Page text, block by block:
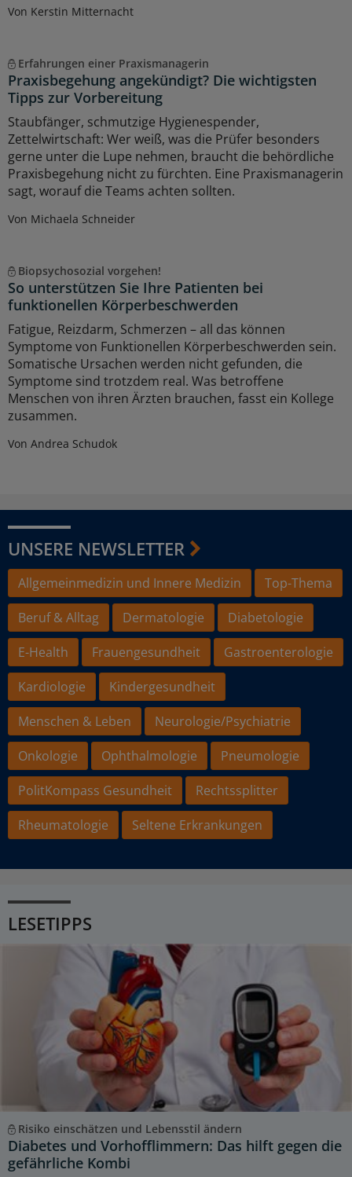
Von Kerstin Mitternacht
Erfahrungen einer Praxismanagerin
Praxisbegehung angekündigt? Die wichtigsten
Tipps zur Vorbereitung
Staubfänger, schmutzige Hygienespender,
Zettelwirtschaft: Wer weiß, was die Prüfer besonders
gerne unter die Lupe nehmen, braucht die behördliche
Praxisbegehung nicht zu fürchten. Eine Praxismanagerin
sagt, worauf die Teams achten sollten.
Von Michaela Schneider
Biopsychosozial vorgehen!
So unterstützen Sie Ihre Patienten bei
funktionellen Körperbeschwerden
Fatigue, Reizdarm, Schmerzen – all das können
Symptome von Funktionellen Körperbeschwerden sein.
Somatische Ursachen werden nicht gefunden, die
Symptome sind trotzdem real. Was betroffene
Menschen von ihren Ärzten brauchen, fasst ein Kollege
zusammen.
Von Andrea Schudok
UNSERE NEWSLETTER
Allgemeinmedizin und Innere Medizin
Top-Thema
Beruf & Alltag
Dermatologie
Diabetologie
E-Health
Frauengesundheit
Gastroenterologie
Kardiologie
Kindergesundheit
Menschen & Leben
Neurologie/Psychiatrie
Onkologie
Ophthalmologie
Pneumologie
PolitKompass Gesundheit
Rechtssplitter
Rheumatologie
Seltene Erkrankungen
LESETIPPS
Risiko einschätzen und Lebensstil ändern
Diabetes und Vorhofflimmern: Das hilft gegen die
gefährliche Kombi